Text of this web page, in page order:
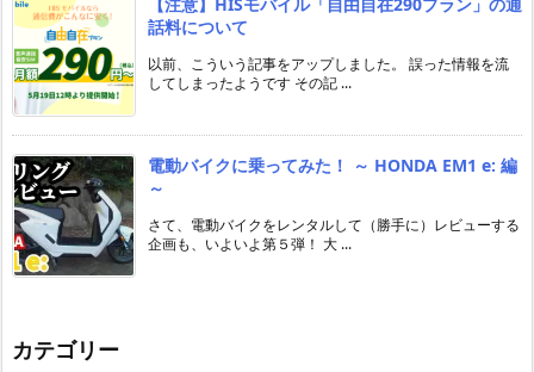
【注意】HISモバイル「自由自在290プラン」の通
話料について
以前、こういう記事をアップしました。 誤った情報を流
してしまったようです その記 ...
電動バイクに乗ってみた！ ～ HONDA EM1 e: 編
～
さて、電動バイクをレンタルして（勝手に）レビューする
企画も、いよいよ第５弾！ 大 ...
カテゴリー